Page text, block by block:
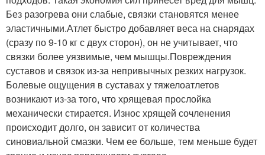
Без разогрева они слабые, связки становятся менее
эластичными.Атлет быстро добавляет веса на снарядах
(сразу по 9-10 кг с двух сторон), он не учитывает, что
связки более уязвимые, чем мышцы.Повреждения
суставов и связок из-за непривычных резких нагрузок.
Болевые ощущения в суставах у тяжелоатлетов
возникают из-за того, что хрящевая прослойка
механически стирается. Износ хрящей сочленения
происходит долго, он зависит от количества
синовиальной смазки. Чем ее больше, тем меньше будет